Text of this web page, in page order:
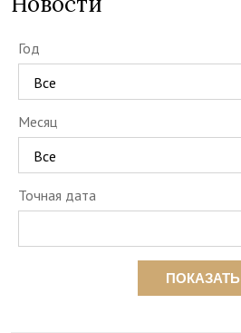
Год
Все
Месяц
Все
Точная дата
ПОКАЗАТЬ